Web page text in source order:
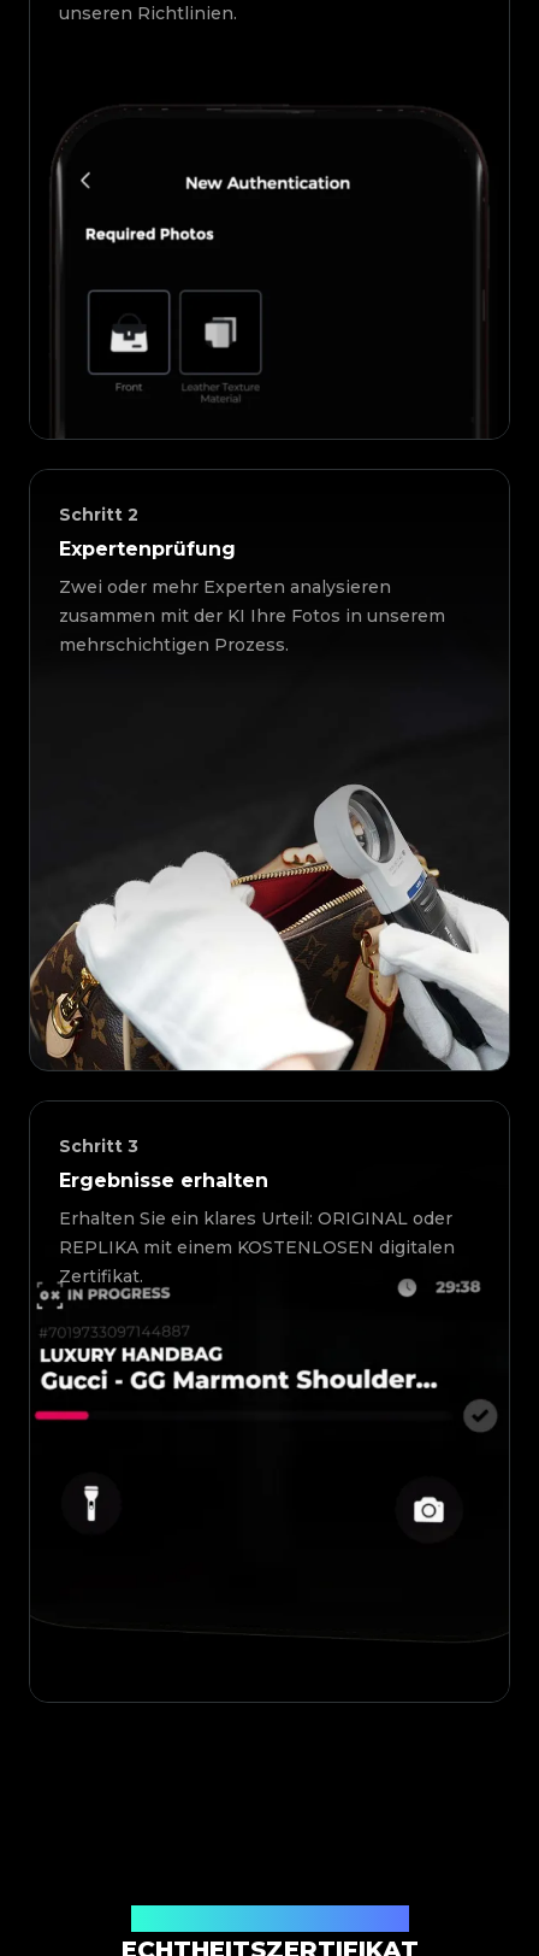
unseren Richtlinien.
Schritt 2
Expertenprüfung
Zwei oder mehr Experten analysieren
zusammen mit der KI Ihre Fotos in unserem
mehrschichtigen Prozess.
Schritt 3
Ergebnisse erhalten
Erhalten Sie ein klares Urteil: ORIGINAL oder
REPLIKA mit einem KOSTENLOSEN digitalen
Zertifikat.